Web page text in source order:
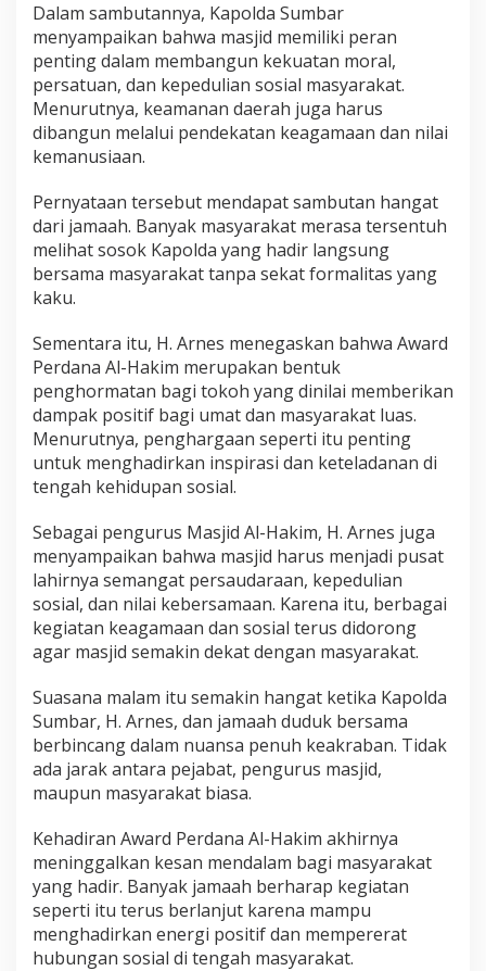
e
r
s
e
a
r
l
w
a
t
a
r
d
P
e
r
d
a
n
Dalam sambutannya, Kapolda Sumbar
menyampaikan bahwa masjid memiliki peran
penting dalam membangun kekuatan moral,
persatuan, dan kepedulian sosial masyarakat.
Menurutnya, keamanan daerah juga harus
dibangun melalui pendekatan keagamaan dan nilai
kemanusiaan.
Pernyataan tersebut mendapat sambutan hangat
dari jamaah. Banyak masyarakat merasa tersentuh
melihat sosok Kapolda yang hadir langsung
bersama masyarakat tanpa sekat formalitas yang
kaku.
Sementara itu, H. Arnes menegaskan bahwa Award
Perdana Al-Hakim merupakan bentuk
penghormatan bagi tokoh yang dinilai memberikan
dampak positif bagi umat dan masyarakat luas.
Menurutnya, penghargaan seperti itu penting
untuk menghadirkan inspirasi dan keteladanan di
tengah kehidupan sosial.
Sebagai pengurus Masjid Al-Hakim, H. Arnes juga
menyampaikan bahwa masjid harus menjadi pusat
lahirnya semangat persaudaraan, kepedulian
sosial, dan nilai kebersamaan. Karena itu, berbagai
kegiatan keagamaan dan sosial terus didorong
agar masjid semakin dekat dengan masyarakat.
Suasana malam itu semakin hangat ketika Kapolda
Sumbar, H. Arnes, dan jamaah duduk bersama
berbincang dalam nuansa penuh keakraban. Tidak
ada jarak antara pejabat, pengurus masjid,
maupun masyarakat biasa.
Kehadiran Award Perdana Al-Hakim akhirnya
meninggalkan kesan mendalam bagi masyarakat
yang hadir. Banyak jamaah berharap kegiatan
seperti itu terus berlanjut karena mampu
menghadirkan energi positif dan mempererat
hubungan sosial di tengah masyarakat.